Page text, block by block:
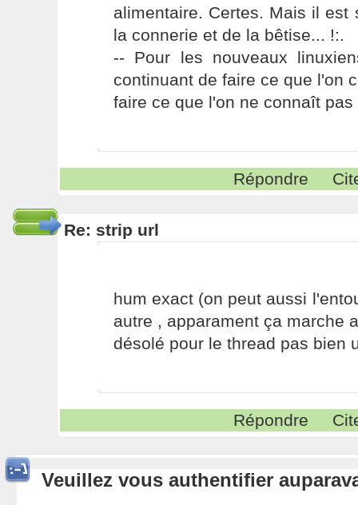
alimentaire. Certes. Mais il est
la connerie et de la bêtise... !:.
-- Pour les nouveaux
continuant de faire ce que l'on
faire ce que l'on ne connaît pas
Répondre
Re: strip url
hum exact (on peut aussi
autre , apparament ça marche
désolé pour le thread pas bien
Répondre
Veuillez vous authentifier